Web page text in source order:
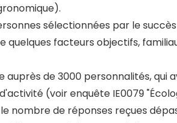
sélectionnées par le
quelques facteurs objectifs,
de 3000 personnalités, qui
(voir enquête IE0079
nombre de réponses reçues